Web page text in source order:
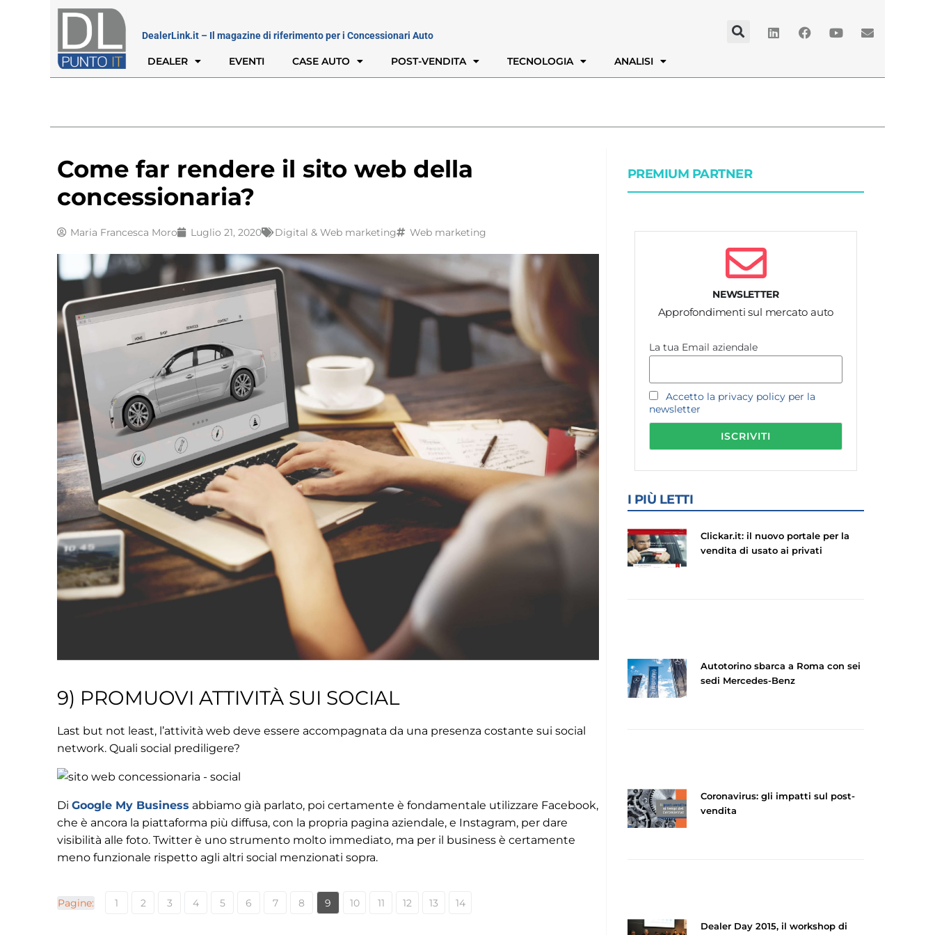
DealerLink.it – Il magazine di riferimento per i Concessionari Auto
DEALER EVENTI CASE AUTO POST-VENDITA TECNOLOGIA ANALISI
Come far rendere il sito web della
concessionaria?
Maria Francesca Moro Luglio 21, 2020 Digital & Web marketing Web marketing
9) PROMUOVI ATTIVITÀ SUI SOCIAL
Last but not least, l’attività web deve essere accompagnata da una presenza costante sui social
network. Quali social prediligere?
Di Google My Business abbiamo già parlato, poi certamente è fondamentale utilizzare Facebook,
che è ancora la piattaforma più diffusa, con la propria pagina aziendale, e Instagram, per dare
visibilità alle foto. Twitter è uno strumento molto immediato, ma per il business è certamente
meno funzionale rispetto agli altri social menzionati sopra.
Pagine: 1 2 3 4 5 6 7 8 9 10 11 12 13 14
PREMIUM PARTNER
NEWSLETTER
Approfondimenti sul mercato auto
La tua Email aziendale
Accetto la privacy policy per la
newsletter
I PIÙ LETTI
Clickar.it: il nuovo portale per la
vendita di usato ai privati
Autotorino sbarca a Roma con sei
sedi Mercedes-Benz
Coronavirus: gli impatti sul post-
vendita
Dealer Day 2015, il workshop di